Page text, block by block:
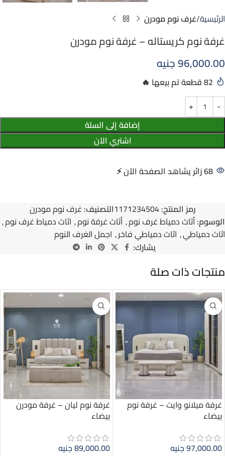
الرئيسية غرف نوم مودرن
غرفة نوم كريستاله – غرفة نوم مودرن
96,000.00جنيه
82
إضافة إلى السلة
اشتري الآن
68
رمز المنتج:1171234504التصنيف: غرف نوم مودرن
الوسوم:أثاث دمياط غرف نوم, أثاث غرفة نوم, اثاث دمياط غرف نوم,
اثاث دمياطي, اثاث دمياطي فاخر, اجمل الغرف النوم
يشارك:
منتجات ذات صلة
غرفة ميلانو وايت – غرفة نوم
بيضاء
97,000.00جنيه
غرفة نوم ليان – غرفة مودرن
بيضاء
89,000.00جنيه